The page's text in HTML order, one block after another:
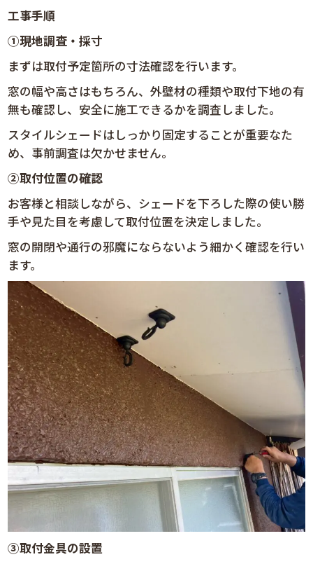
工事手順
①現地調査・採寸
まずは取付予定箇所の寸法確認を行います。
窓の幅や高さはもちろん、外壁材の種類や取付下地の有
無も確認し、安全に施工できるかを調査しました。
スタイルシェードはしっかり固定することが重要なた
め、事前調査は欠かせません。
②取付位置の確認
お客様と相談しながら、シェードを下ろした際の使い勝
手や見た目を考慮して取付位置を決定しました。
窓の開閉や通行の邪魔にならないよう細かく確認を行い
ます。
③取付金具の設置